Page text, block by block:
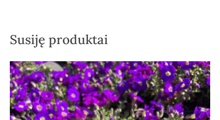
Susiję produktai